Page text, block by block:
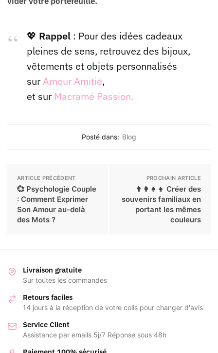
💖 Rappel : Pour des idées cadeaux
pleines de sens, retrouvez des bijoux,
vêtements et objets personnalisés
surAmour Amitié,
et sur Macramé Passion.
Posté dans: Blog
ARTICLE PRÉCÉDENT
💞 Psychologie Couple
: Comment Exprimer
Son Amour au-delà
des Mots ?
PROCHAIN ARTICLE
👨‍👩‍👧‍👦 Créer des
souvenirs familiaux en
portant les mêmes
couleurs
Livraison gratuite
Sur toutes les commandes
Retours faciles
14 jours à la réception de votre colis pour changer d'avis
Service Client
Assistance par emails 5j/7 Réponse sous 48h